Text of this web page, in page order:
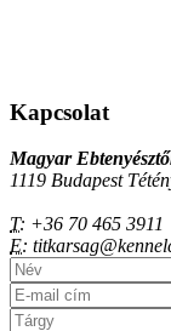
Kapcsolat
Magyar
1119 Budapest
T: +36 70 465 3911
E: